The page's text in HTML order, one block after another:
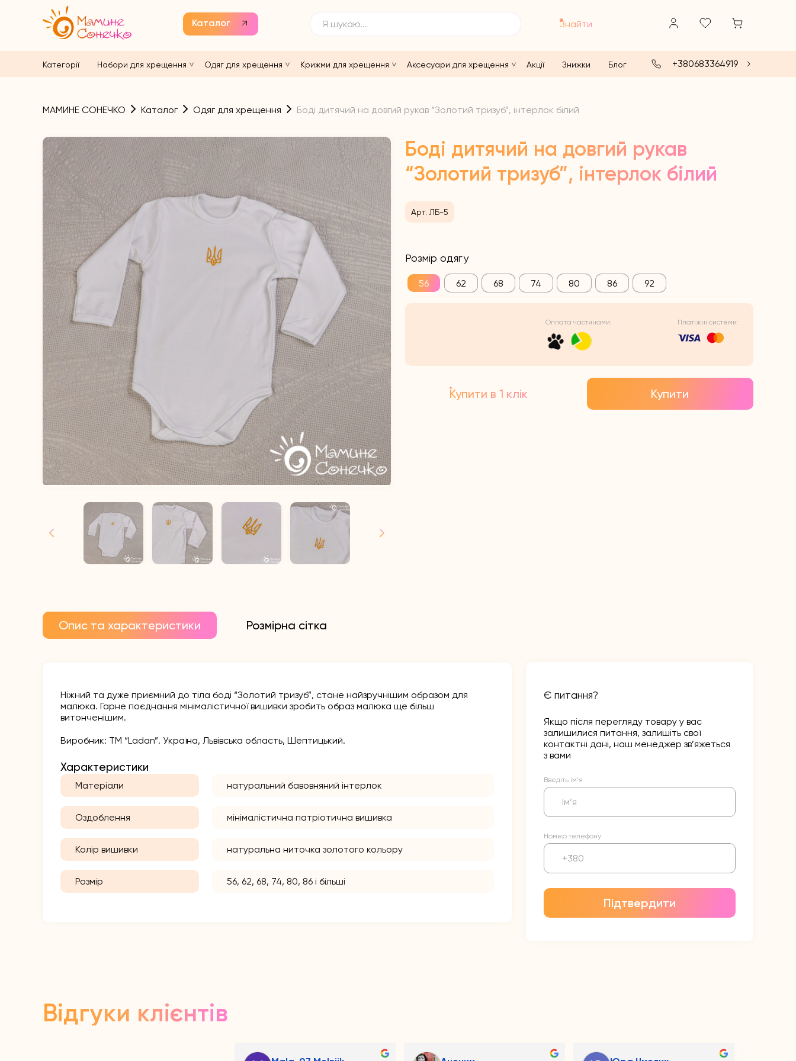
Каталог Знайти
Категорії Набори для хрещення Одяг для хрещення Крижми для хрещення Аксесуари для хрещення Акції Знижки Блог +380683364919
МАМИНЕ СОНЕЧКО Каталог Одяг для хрещення Боді дитячий на довгий рукав “Золотий тризуб”, інтерлок білий
Боді дитячий на довгий рукав
“Золотий тризуб”, інтерлок білий
Арт. ЛБ-5
Розмір одягу
56 62 68 74 80 86 92
Оплата частинами: Платіжні системи:
Купити в 1 клік Купити
Опис та характеристики Розмірна сітка
Ніжний та дуже приємний до тіла боді “Золотий тризуб”, стане найзручнішим образом для
малюка. Гарне поєднання мінімалістичної вишивки зробить образ малюка ще більш
витонченішим.
Виробник: ТМ “Ladan”. Україна, Львівська область, Шептицький.
Характеристики
Матеріали натуральний бавовняний інтерлок
Оздоблення мінімалістична патріотична вишивка
Колір вишивки натуральна ниточка золотого кольору
Розмір 56, 62, 68, 74, 80, 86 і більші
Є питання?
Якщо після перегляду товару у вас
залишилися питання, залишіть свої
контактні дані, наш менеджер зв’яжеться
з вами
Введіть ім’я
Номер телефону
Підтвердити
Відгуки клієнтів